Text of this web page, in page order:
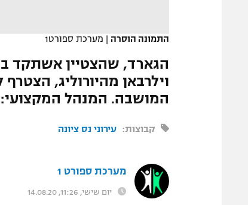
התמונה הוסרה | מערכת ספורט1
הגארד, שהצטיין אשתקד
וילרבאן מהיורוליג,
המושבה. המנהל המקצועי:
קבוצות: עירוני נס ציונה
מערכת ספורט 1
יום שישי, 11:26, 14.08.20